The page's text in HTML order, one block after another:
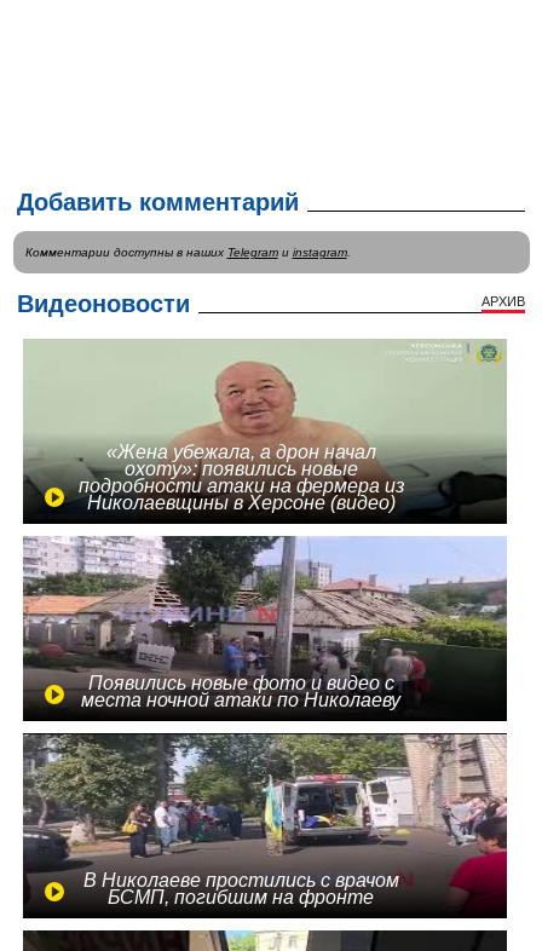
Добавить комментарий
Комментарии доступны в наших Telegramи instagram.
Видеоновости АРХИВ
«Жена убежала, а дрон начал
охоту»: появились новые
подробности атаки на фермера из
Николаевщины в Херсоне (видео)
Появились новые фото и видео с
места ночной атаки по Николаеву
В Николаеве простились с врачом
БСМП, погибшим на фронте